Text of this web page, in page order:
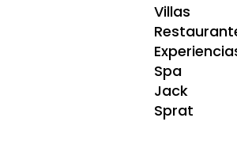
Villas
Spa
Jack
Sprat